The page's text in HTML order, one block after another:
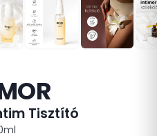
Tisztító